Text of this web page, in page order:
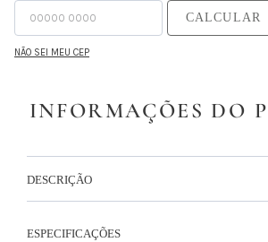
CALCULAR
NÃO SEI MEU CEP
INFORMAÇÕES DO
DESCRIÇÃO
ESPECIFICAÇÕES